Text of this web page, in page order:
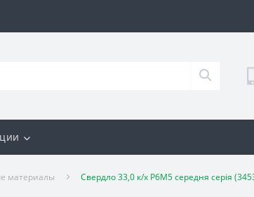
материалы Свердло 33,0 к/х Р6М5 середня серія